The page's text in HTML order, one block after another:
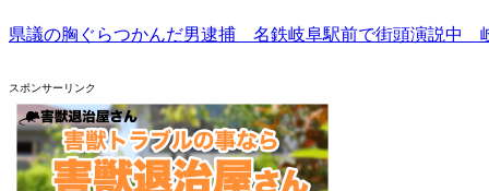
県議の胸ぐらつかんだ男逮捕 名鉄岐阜駅前で街頭演説中
スポンサーリンク